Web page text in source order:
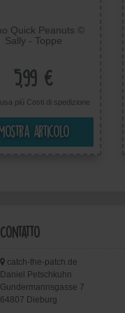
Quick Peanuts ©
Sally - Toppe
cm
5,99 €
più Costi di spedizione
Mostra articolo
Contatto
catch-the-patch.de
Daniel Petschkuhn
Gundermannsgasse 7
64807 Dieburg